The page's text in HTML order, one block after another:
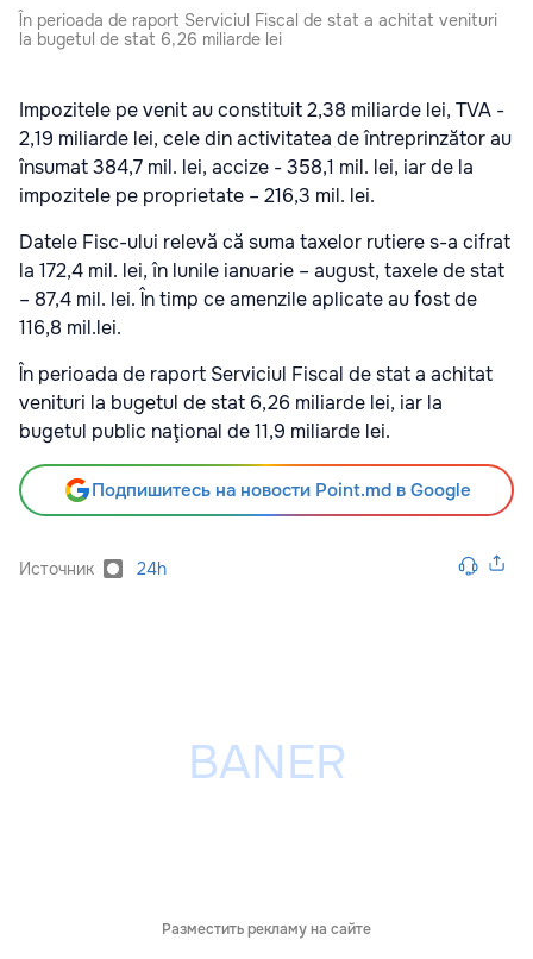
În perioada de raport Serviciul Fiscal de stat a achitat venituri
la bugetul de stat 6,26 miliarde lei
Impozitele pe venit au constituit 2,38 miliarde lei, TVA -
2,19 miliarde lei, cele din activitatea de întreprinzător au
însumat 384,7 mil. lei, accize - 358,1 mil. lei, iar de la
impozitele pe proprietate – 216,3 mil. lei.
Datele Fisc-ului relevă că suma taxelor rutiere s-a cifrat
la 172,4 mil. lei, în lunile ianuarie – august, taxele de stat
– 87,4 mil. lei. În timp ce amenzile aplicate au fost de
116,8 mil.lei.
În perioada de raport Serviciul Fiscal de stat a achitat
venituri la bugetul de stat 6,26 miliarde lei, iar la
bugetul public naţional de 11,9 miliarde lei.
Подпишитесь на новости Point.md в Google
Источник 24h
Разместить рекламу на сайте